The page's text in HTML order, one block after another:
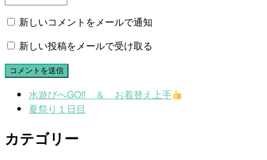
新しいコメントをメールで通知
新しい投稿をメールで受け取る
水遊びへGO‼ ＆ お着替え上手
夏祭り１日目
カテゴリー